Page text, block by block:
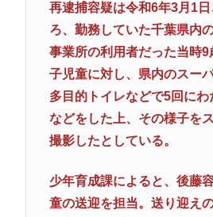
再逮捕容疑は令和6年3月1
ろ、勤務していた千葉県内
事業所の利用者だった当時
子児童に対し、県内のスー
多目的トイレなどで5回に
などをした上、その様子を
撮影したとしている。
少年育成課によると、後藤
童の送迎を担当。送り迎え